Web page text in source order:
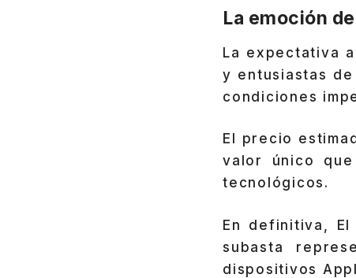
La emoción
La expectativa
y entusiastas
condiciones
El precio
valor único
tecnológicos.
En definitiva, El
subasta
dispositivos